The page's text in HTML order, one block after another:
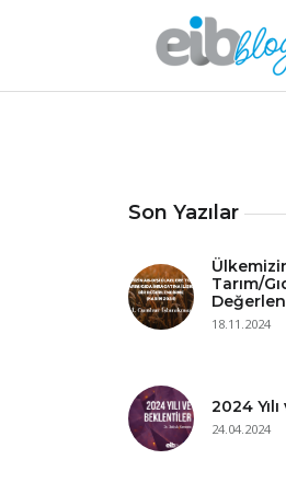
Son Yazılar
Tarım/
18.11.2024
2024
24.04.2024